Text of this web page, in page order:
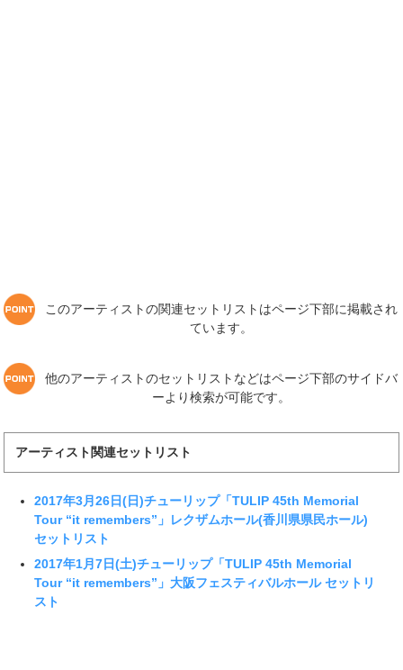
このアーティストの関連セットリストはページ下部に掲載され
ています。
他のアーティストのセットリストなどはページ下部のサイドバ
ーより検索が可能です。
アーティスト関連セットリスト
2017年3月26日(日)チューリップ「TULIP 45th Memorial
Tour “it remembers”」レクザムホール(香川県県民ホール)
セットリスト
2017年1月7日(土)チューリップ「TULIP 45th Memorial
Tour “it remembers”」大阪フェスティバルホール セットリ
スト